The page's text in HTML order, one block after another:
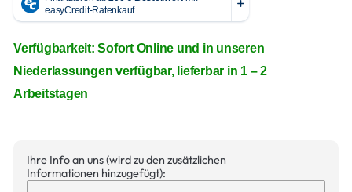
Verfügbarkeit: Sofort Online und in unseren
Niederlassungen verfügbar, lieferbar in 1 – 2
Arbeitstagen
Ihre Info an uns (wird zu den zusätzlichen
Informationen hinzugefügt):